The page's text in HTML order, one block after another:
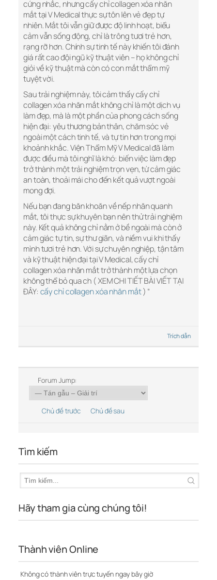
cứng nhắc, nhưng cấy chỉ collagen xóa nhăn
mắt tại V Medical thực sự tôn lên vẻ đẹp tự
nhiên. Mắt tôi vẫn giữ được độ linh hoạt, biểu
cảm vẫn sống động, chỉ là trông tươi trẻ hơn,
rạng rỡ hơn. Chính sự tinh tế này khiến tôi đánh
giá rất cao đội ngũ kỹ thuật viên – họ không chỉ
giỏi về kỹ thuật mà còn có con mắt thẩm mỹ
tuyệt vời.
Sau trải nghiệm này, tôi cảm thấy cấy chỉ
collagen xóa nhăn mắt không chỉ là một dịch vụ
làm đẹp, mà là một phần của phong cách sống
hiện đại: yêu thương bản thân, chăm sóc vẻ
ngoài một cách tinh tế, và tự tin hơn trong mọi
khoảnh khắc. Viện Thẩm Mỹ V Medical đã làm
được điều mà tôi nghĩ là khó: biến việc làm đẹp
trở thành một trải nghiệm trọn vẹn, từ cảm giác
an toàn, thoải mái cho đến kết quả vượt ngoài
mong đợi.
Nếu bạn đang băn khoăn về nếp nhăn quanh
mắt, tôi thực sự khuyên bạn nên thử trải nghiệm
này. Kết quả không chỉ nằm ở bề ngoài mà còn ở
cảm giác tự tin, sự thư giãn, và niềm vui khi thấy
mình tươi trẻ hơn. Với sự chuyên nghiệp, tận tâm
và kỹ thuật hiện đại tại V Medical, cấy chỉ
collagen xóa nhăn mắt trở thành một lựa chọn
không thể bỏ qua ch ( XEM CHI TIẾT BÀI VIẾT TẠI
ĐÂY: cấy chỉ collagen xóa nhăn mắt) “
Trích dẫn
Forum Jump:
Chủ đề trước Chủ đề sau
Tìm kiếm
Hãy tham gia cùng chúng tôi!
Thành viên Online
Không có thành viên trực tuyến ngay bây giờ